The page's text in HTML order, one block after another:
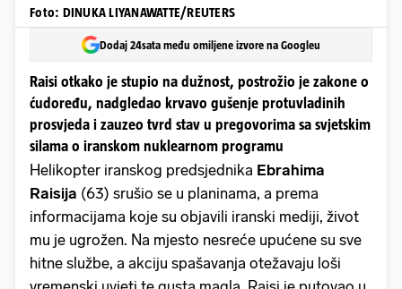
Foto: DINUKA LIYANAWATTE/REUTERS
Dodaj 24sata među omiljene izvore na Googleu
Raisi otkako je stupio na dužnost, postrožio je zakone o
ćudoređu, nadgledao krvavo gušenje protuvladinih
prosvjeda i zauzeo tvrd stav u pregovorima sa svjetskim
silama o iranskom nuklearnom programu
Helikopter iranskog predsjednika Ebrahima
Raisija (63) srušio se u planinama, a prema
informacijama koje su objavili iranski mediji, život
mu je ugrožen. Na mjesto nesreće upućene su sve
hitne službe, a akciju spašavanja otežavaju loši